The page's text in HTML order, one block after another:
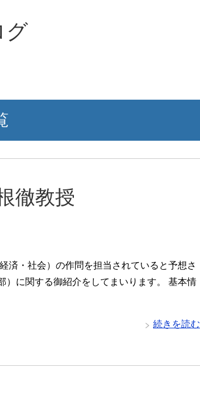
グ
徹教授
済・社会）の作問を担当されていると予想さ
）に関する御紹介をしてまいります。 基本情
続きを読む